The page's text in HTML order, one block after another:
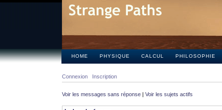
HOME PHYSIQUE CALCUL PHILOSOPHIE
Connexion Inscription
Voir les messages sans réponse | Voir les sujets actifs